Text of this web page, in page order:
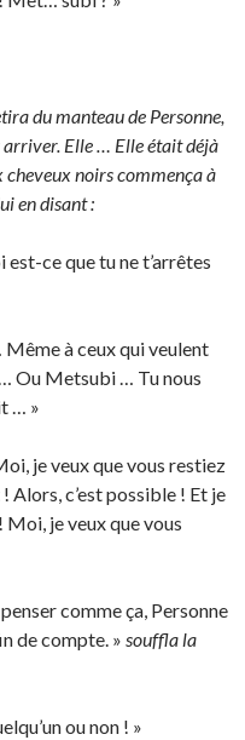
du manteau de Personne,
arriver. Elle … Elle était déjà
cheveux noirs commença à
en disant :
est-ce que tu ne t’arrêtes
à ceux qui veulent
Ou Metsubi … Tu nous
… »
je veux que vous restiez
Alors, c’est possible ! Et je
Moi, je veux que vous
comme ça, Personne
de compte. » souffla la
ou non ! »